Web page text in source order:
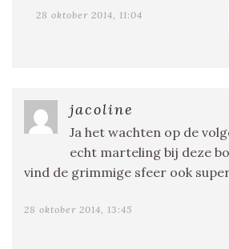
28 oktober 2014, 11:04
jacoline
Ja het wachten op de
echt marteling bij deze
vind de grimmige sfeer ook
28 oktober 2014, 13:45